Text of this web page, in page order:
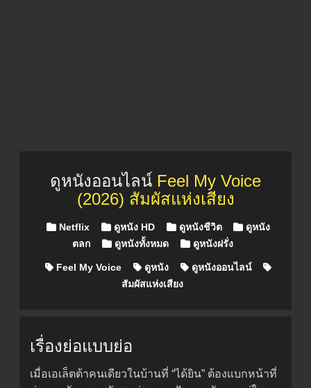
ดูหนังออนไลน์ Feel My Voice
(2026) สัมผัสแห่งเสียง
Posted in
Netflix ดูหนัง HD ดูหนังชีวิต
ดูหนัง
ตลก
ดูหนังทั้งหมด ดูหนังฝรั่ง
Feel My Voice ดูหนัง
ดูหนังออนไลน์
สัมผัสแห่งเสียง
เรื่องย่อแบบย่อ
เมื่อเอเล็ตต้าคนเดียวในบ้านที่ “ได้ยิน” ต้องแบกหน้าที่